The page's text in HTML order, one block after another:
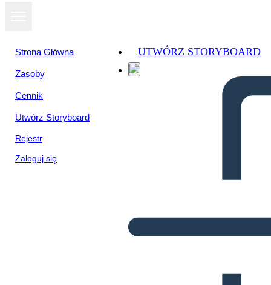
Strona Główna
Zasoby
Cennik
Utwórz Storyboard
Rejestr
Zaloguj się
UTWÓRZ STORYBOARD